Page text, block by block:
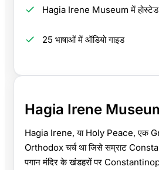
Hagia Irene Museum में होस्टेड
25 भाषाओं में ऑडियो गाइड
Hagia Irene
Hagia Irene, या Holy Peace, एक
Orthodox चर्च था जिसे सम्राट
पगान मंदिर के खंडहरों पर